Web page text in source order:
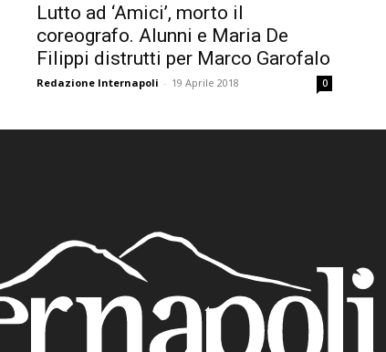
Lutto ad ‘Amici’, morto il
coreografo. Alunni e Maria De
Filippi distrutti per Marco Garofalo
Redazione Internapoli - 19 Aprile 2018 0